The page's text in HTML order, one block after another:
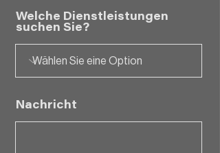
Welche Dienstleistungen
suchen Sie?
Nachricht